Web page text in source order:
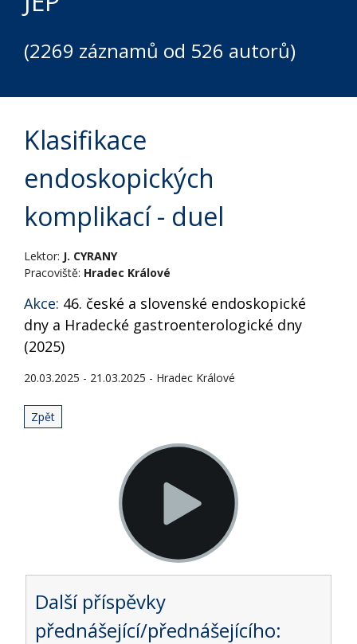
(2269 záznamů od 526 autorů)
Klasifikace
endoskopických
komplikací - duel
Lektor: J. CYRANY
Pracoviště: Hradec Králové
Akce: 46. české a slovenské endoskopické
dny a Hradecké gastroenterologické dny
(2025)
20.03.2025 - 21.03.2025 - Hradec Králové
Zpět
Další příspěvky
přednášející/přednášejícího: